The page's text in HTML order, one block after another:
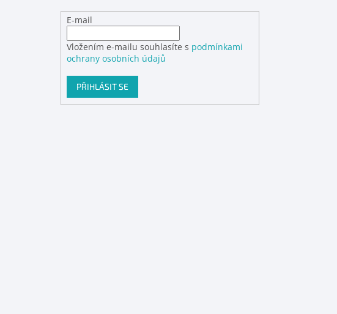
E-mail
Vložením e-mailu souhlasíte s podmínkami
ochrany osobních údajů
PŘIHLÁSIT SE